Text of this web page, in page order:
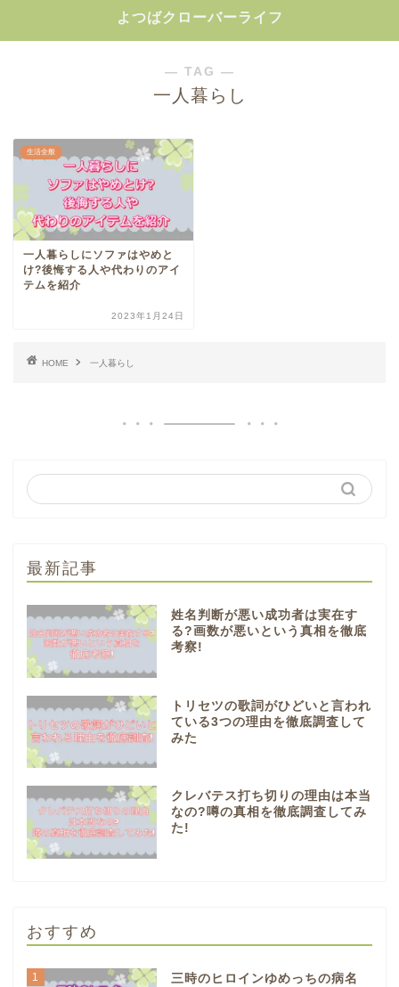
よつばクローバーライフ
― TAG ―
一人暮らし
生活全般
一人暮らしにソファはやめと
け?後悔する人や代わりのアイ
テムを紹介
2023年1月24日
HOME 一人暮らし
最新記事
姓名判断が悪い成功者は実在す
る?画数が悪いという真相を徹底
考察!
トリセツの歌詞がひどいと言われ
ている3つの理由を徹底調査して
みた
クレバテス打ち切りの理由は本当
なの?噂の真相を徹底調査してみ
た!
おすすめ
1
三時のヒロインゆめっちの病名